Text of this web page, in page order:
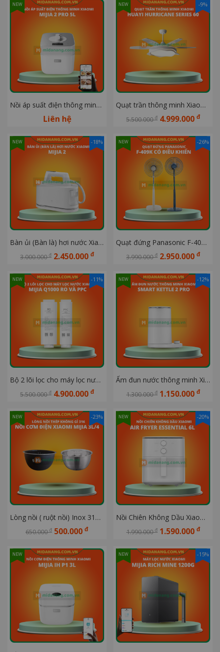
Nồi áp suất điện thông minh Xiaomi Mijia 2 Pro 5L
Liên hệ
NEW
Quạt trần thông minh Xiaomi Huayi Hurricane Series 60 inch có đèn LED
5.500.000đ 4.999.000 đ
-9%
NEW
Bàn ủi (Bàn là) hơi nước Xiaomi Mijia 2 MJYTJ02LF
3.000.000đ 2.450.000 đ
-18%
NEW
Quạt đứng Panasonic F-409K có điều khiển, công suất 51W
3.990.000đ 2.950.000 đ
-26%
NEW
Bộ 2 lõi lọc cho máy lọc nước Xiaomi Mijia Q1000 RO và PPC
5.500.000đ 4.900.000 đ
-11%
NEW
Ấm đun nước thông minh Xiaomi Smart Kettle 2 Pro BHR9107GB 1.7L
1.300.000đ 1.150.000 đ
-12%
NEW
Lòng nồi ( ruột nồi) Inox 316 cho nồi cơm điện Xiaomi Mijia 3L/4L
650.000đ 500.000 đ
-23%
NEW
Nồi Chiên Không Dầu Xiaomi Air Fryer Essential 6L BHR8588EU
1.990.000đ 1.590.000 đ
-20%
NEW
NEW -15%
NEW